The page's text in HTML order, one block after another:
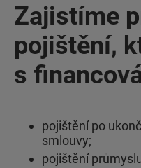
Zajistíme
pojištění,
s
pojištění po
smlouvy;
pojištění